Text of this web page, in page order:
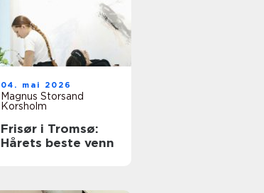
04. mai 2026
Magnus Storsand
Korsholm
Frisør i Tromsø:
Hårets beste venn